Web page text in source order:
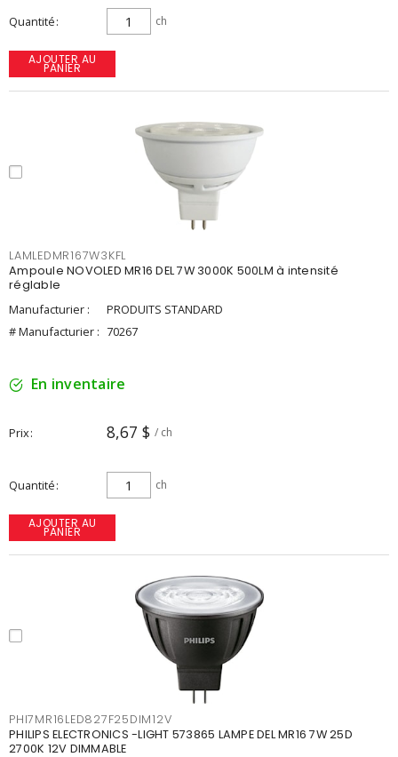
Quantité ch
AJOUTER AU
PANIER
LAMLEDMR167W3KFL
Ampoule NOVOLED MR16 DEL 7W 3000K 500LM à intensité
réglable
Manufacturier :
PRODUITS STANDARD
# Manufacturier : 70267
En inventaire
Prix 8,67 $ / ch
Quantité ch
AJOUTER AU
PANIER
PHI7MR16LED827F25DIM12V
PHILIPS ELECTRONICS -LIGHT 573865 LAMPE DEL MR16 7W 25D
2700K 12V DIMMABLE